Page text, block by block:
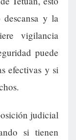
y la
vigilancia
puede
efectivas y si
judicial
si tienen